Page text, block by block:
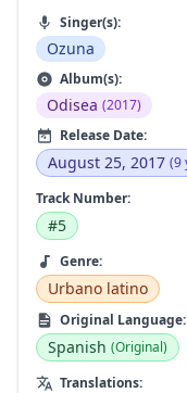
Singer(s):
Ozuna
Album(s):
Odisea (2017)
Release Date:
August 25, 2017 (9
Track Number:
#5
Genre:
Urbano latino
Original Language:
Spanish (Original)
Translations: